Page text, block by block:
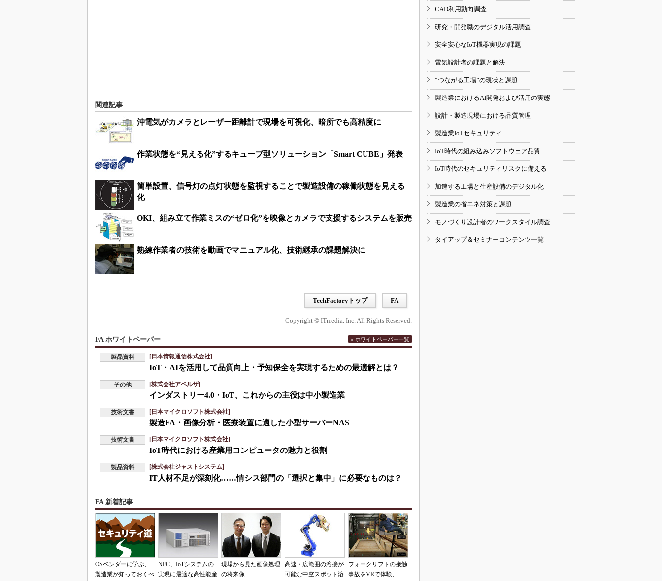
関連記事
沖電気がカメラとレーザー距離計で現場を可視化、暗所でも高精度に
作業状態を“見える化”するキューブ型ソリューション「Smart CUBE」発表
簡単設置、信号灯の点灯状態を監視することで製造設備の稼働状態を見える
化
OKI、組み立て作業ミスの“ゼロ化”を映像とカメラで支援するシステムを販売
熟練作業者の技術を動画でマニュアル化、技術継承の課題解決に
TechFactoryトップ FA
Copyright © ITmedia, Inc. All Rights Reserved.
FA ホワイトペーパー » ホワイトペーパー一覧
製品資料 [日本情報通信株式会社]
IoT・AIを活用して品質向上・予知保全を実現するための最適解とは？
その他 [株式会社アペルザ]
インダストリー4.0・IoT、これからの主役は中小製造業
技術文書 [日本マイクロソフト株式会社]
製造FA・画像分析・医療装置に適した小型サーバーNAS
技術文書 [日本マイクロソフト株式会社]
IoT時代における産業用コンピュータの魅力と役割
製品資料 [株式会社ジャストシステム]
IT人材不足が深刻化……情シス部門の「選択と集中」に必要なものは？
FA 新着記事
OSベンダーに学ぶ、
製造業が知っておくべ
NEC、IoTシステムの
実現に最適な高性能産
現場から見た画像処理
の将来像
高速・広範囲の溶接が
可能な中空スポット溶
フォークリフトの接触
事故をVRで体験、
CAD利用動向調査
研究・開発職のデジタル活用調査
安全安心なIoT機器実現の課題
電気設計者の課題と解決
“つながる工場”の現状と課題
製造業におけるAI開発および活用の実態
設計・製造現場における品質管理
製造業IoTセキュリティ
IoT時代の組み込みソフトウェア品質
IoT時代のセキュリティリスクに備える
加速する工場と生産設備のデジタル化
製造業の省エネ対策と課題
モノづくり設計者のワークスタイル調査
タイアップ＆セミナーコンテンツ一覧